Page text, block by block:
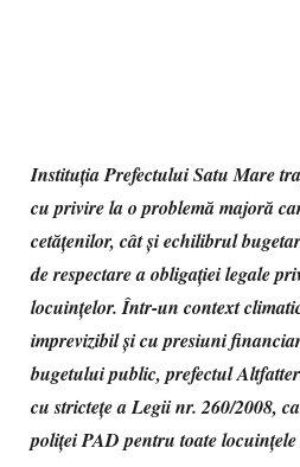
Instituția Prefectului Satu Mare
cu privire la o problemă majoră
cetățenilor, cât și echilibrul
de respectare a obligației legale
locuințelor. Într-un context
imprevizibil și cu presiuni
bugetului public, prefectul
cu strictețe a Legii nr. 260/2008,
poliței PAD pentru toate